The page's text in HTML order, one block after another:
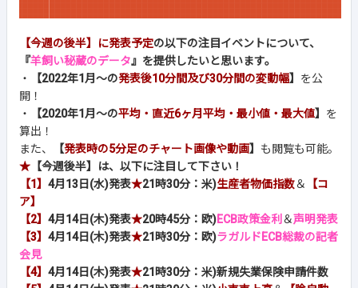
【今週の後半】に発表予定の以下の注目イベントについて、
『羊飼い秘蔵のデータ』を提供したいと思います。
・
【2022年1月～の発表後10分間及び30分間の変動幅】 を公
開！
・
【2020年1月～の平均・直近6ヶ月平均・最小値・最大値】 を
算出！
また、
【発表時の5分足のチャート画像や動画】 も閲覧も可能。
★ 【今週後半】は、以下に注目して下さい！
【1】 4月13日(水)発表★21時30分：米)生産者物価指数＆
【コ
ア】
【2】 4月14日(木)発表★20時45分：欧)ECB政策金利 ＆声明発表
【3】 4月14日(木)発表★21時30分：欧)ラガルドECB総裁の記者
会見
【4】 4月14日(木)発表★21時30分：米)新規失業保険申請件数